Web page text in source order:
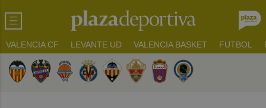
VALENCIA CF LEVANTE UD VALENCIA BASKET FUTBOL